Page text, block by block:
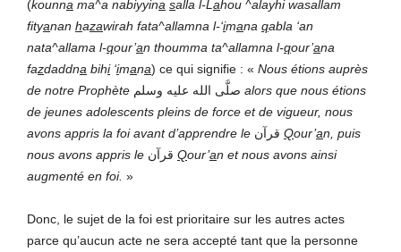
(kounna ma^a nabiyyina salla l-Lahou ^alayhi wasallam
fityanan hazawirah fata^allamna l-‘imana qabla ‘an
nata^allama l-qour’an thoumma ta^allamna l-qour’ana
fazdaddna bihi‘imana) ce qui signifie : « Nous étions auprès
de notre Prophète
alors que nous étions
de jeunes adolescents pleins de force et de vigueur, nous
avons appris la foi avant d’apprendre le قرآن Qour’an, puis
nous avons appris le قرآن Qour’an et nous avons ainsi
augmenté en foi. »
Donc, le sujet de la foi est prioritaire sur les autres actes
parce qu’aucun acte ne sera accepté tant que la personne